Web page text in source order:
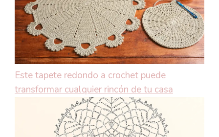
Este tapete redondo a crochet puede
transformar cualquier rincón de tu casa